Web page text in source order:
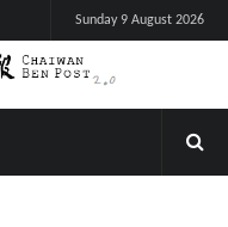
Sunday 9 August 2026